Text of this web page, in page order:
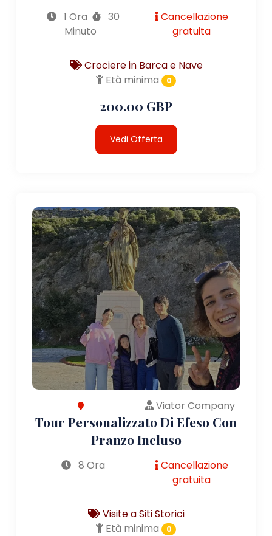
1 Ora
30
Minuto
Cancellazione
gratuita
Crociere in Barca e Nave
Età minima
0
200.00 GBP
Vedi Offerta
Viator Company
Tour Personalizzato Di Efeso Con
Pranzo Incluso
8 Ora
Cancellazione
gratuita
Visite a Siti Storici
Età minima
0